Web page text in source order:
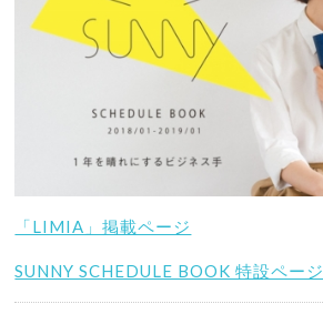
「LIMIA」掲載ページ
SUNNY SCHEDULE BOOK 特設ページ